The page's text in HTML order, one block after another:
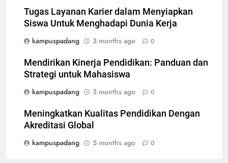
Tugas Layanan Karier dalam Menyiapkan
Siswa Untuk Menghadapi Dunia Kerja
kampuspadang
3 months ago 0
Mendirikan Kinerja Pendidikan: Panduan dan
Strategi untuk Mahasiswa
kampuspadang
3 months ago 0
Meningkatkan Kualitas Pendidikan Dengan
Akreditasi Global
kampuspadang
5 months ago 0